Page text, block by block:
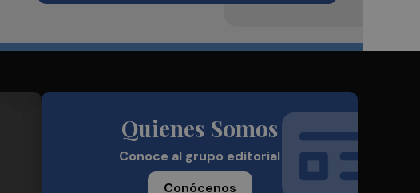
Quienes Somos
Conoce al grupo editorial
Conócenos